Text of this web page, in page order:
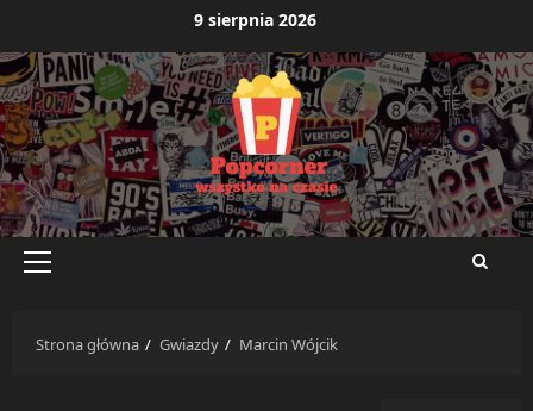
treści
9 sierpnia 2026
Menu
Strona główna Gwiazdy Marcin Wójcik